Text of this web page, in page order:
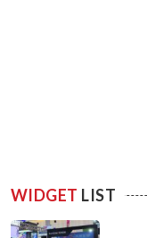
WIDGET LIST